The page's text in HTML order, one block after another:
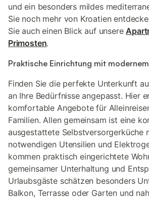
und ein besonders mildes
Sie noch mehr von Kroatien
Sie auch einen Blick auf unsere
Primosten.
Praktische Einrichtung mit
Finden Sie die perfekte Unterkunft
an Ihre Bedürfnisse angepasst. Hier
komfortable Angebote für
Familien. Allen gemeinsam ist eine
ausgestattete Selbstversorgerküche
notwendigen Utensilien und
kommen praktisch eingerichtete
gemeinsamer Unterhaltung und
Urlaubsgäste schätzen besonders
Balkon, Terrasse oder Garten und